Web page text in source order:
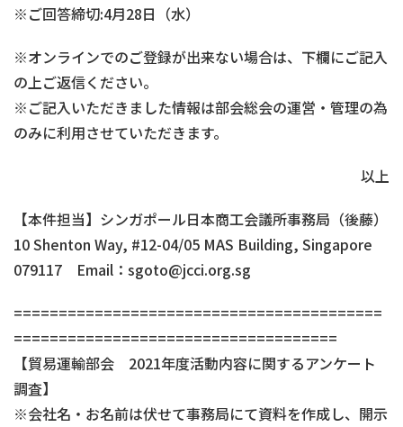
※ご回答締切:4月28日（水）
※オンラインでのご登録が出来ない場合は、下欄にご記入
の上ご返信ください。
※ご記入いただきました情報は部会総会の運営・管理の為
のみに利用させていただきます。
以上
【本件担当】シンガポール日本商工会議所事務局（後藤）
10 Shenton Way, #12-04/05 MAS Building, Singapore
079117 Email：sgoto@jcci.org.sg
=========================================
====================================
【貿易運輸部会 2021年度活動内容に関するアンケート
調査】
※会社名・お名前は伏せて事務局にて資料を作成し、開示